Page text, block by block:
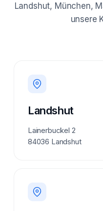
Landshut, München,
unsere
Landshut
Lainerbuckel 2
84036 Landshut